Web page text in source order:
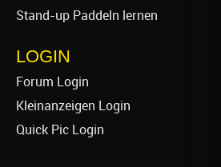
Stand-up Paddeln lernen
LOGIN
Forum Login
Kleinanzeigen Login
Quick Pic Login